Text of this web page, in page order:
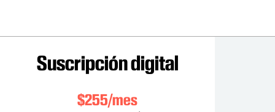
Suscripción digital
$255/mes